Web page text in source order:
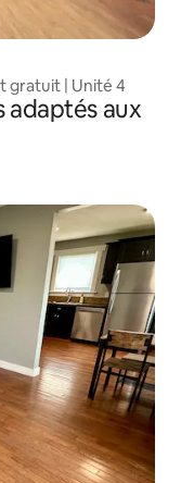
gratuit | Unité 4
adaptés aux